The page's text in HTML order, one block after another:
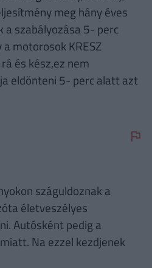
meg hány éves
a szabályozása 5- perc
motorosok KRESZ
és kész,ez nem
eldönteni 5- perc alatt azt
száguldoznak a
életveszélyes
Autósként pedig a
Na ezzel kezdjenek